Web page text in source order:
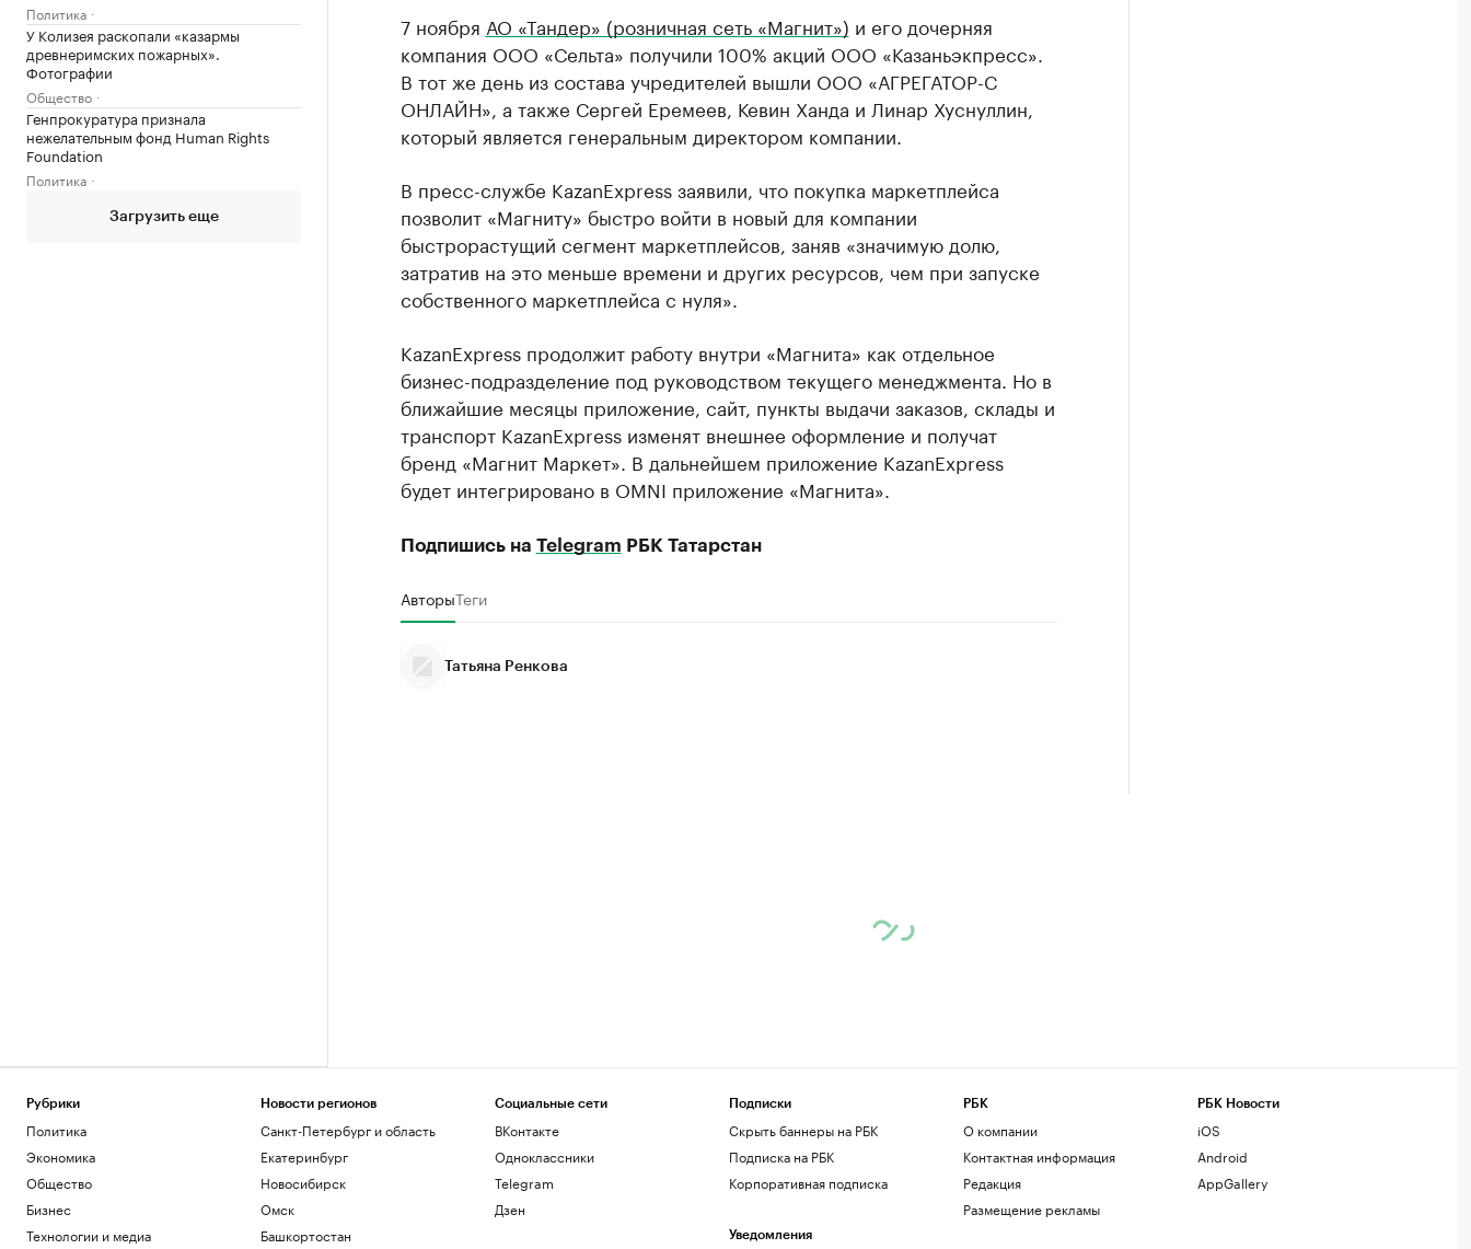
Политика
У Колизея раскопали «казармы
древнеримских пожарных».
Фотографии
Общество
Генпрокуратура признала
нежелательным фонд Human Rights
Foundation
Политика
Загрузить еще
7 ноября АО «Тандер» (розничная сеть «Магнит») и его дочерняя
компания ООО «Сельта» получили 100% акций ООО «Казаньэкпресс».
В тот же день из состава учредителей вышли ООО «АГРЕГАТОР-С
ОНЛАЙН», а также Сергей Еремеев, Кевин Ханда и Линар Хуснуллин,
который является генеральным директором компании.
В пресс-службе KazanExpress заявили, что покупка маркетплейса
позволит «Магниту» быстро войти в новый для компании
быстрорастущий сегмент маркетплейсов, заняв «значимую долю,
затратив на это меньше времени и других ресурсов, чем при запуске
собственного маркетплейса с нуля».
KazanExpress продолжит работу внутри «Магнита» как отдельное
бизнес-подразделение под руководством текущего менеджмента. Но в
ближайшие месяцы приложение, сайт, пункты выдачи заказов, склады и
транспорт KazanExpress изменят внешнее оформление и получат
бренд «Магнит Маркет». В дальнейшем приложение KazanExpress
будет интегрировано в OMNI приложение «Магнита».
Подпишись на Telegram РБК Татарстан
АвторыТеги
Татьяна Ренкова
Рубрики
Политика
Экономика
Общество
Бизнес
Технологии и медиа
Новости регионов
Санкт-Петербург и область
Екатеринбург
Новосибирск
Омск
Башкортостан
Социальные сети
ВКонтакте
Одноклассники
Telegram
Дзен
Подписки
Скрыть баннеры на РБК
Подписка на РБК
Корпоративная подписка
Уведомления
РБК
О компании
Контактная информация
Редакция
Размещение рекламы
РБК Новости
iOS
Android
AppGallery